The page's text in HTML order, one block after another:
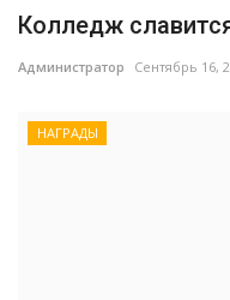
Колледж
Администратор Сентябрь 16,
НАГРАДЫ